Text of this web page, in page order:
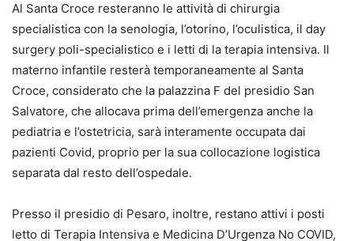
Al Santa Croce resteranno le attività di chirurgia
specialistica con la senologia, l’otorino, l’oculistica, il day
surgery poli-specialistico e i letti di la terapia intensiva. Il
materno infantile resterà temporaneamente al Santa
Croce, considerato che la palazzina F del presidio San
Salvatore, che allocava prima dell’emergenza anche la
pediatria e l’ostetricia, sarà interamente occupata dai
pazienti Covid, proprio per la sua collocazione logistica
separata dal resto dell’ospedale.
Presso il presidio di Pesaro, inoltre, restano attivi i posti
letto di Terapia Intensiva e Medicina D’Urgenza No COVID,